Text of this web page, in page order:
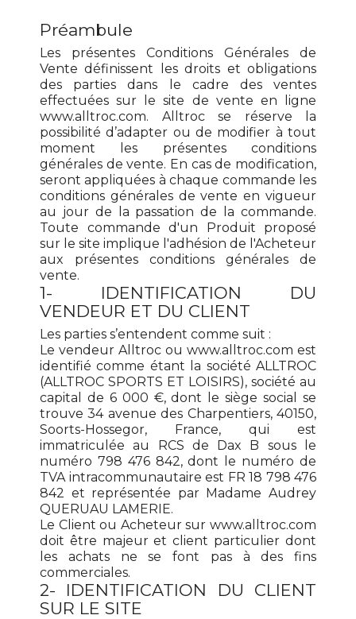
Préambule
Les présentes Conditions Générales de
Vente définissent les droits et obligations
des parties dans le cadre des ventes
effectuées sur le site de vente en ligne
www.alltroc.com. Alltroc se réserve la
possibilité d’adapter ou de modifier à tout
moment les présentes conditions
générales de vente. En cas de modification,
seront appliquées à chaque commande les
conditions générales de vente en vigueur
au jour de la passation de la commande.
Toute commande d'un Produit proposé
sur le site implique l'adhésion de l'Acheteur
aux présentes conditions générales de
vente.
1- IDENTIFICATION DU
VENDEUR ET DU CLIENT
Les parties s’entendent comme suit :
Le vendeur Alltroc ou www.alltroc.com est
identifié comme étant la société ALLTROC
(ALLTROC SPORTS ET LOISIRS), société au
capital de 6 000 €, dont le siège social se
trouve 34avenue des Charpentiers, 40150,
Soorts-Hossegor, France, qui est
immatriculée au RCS de Dax B sous le
numéro 798 476 842, dont le numéro de
TVA intracommunautaire est FR 18 798 476
842 et représentée par Madame Audrey
QUERUAU LAMERIE.
Le Client ou Acheteur sur www.alltroc.com
doit être majeur et client particulier dont
les achats ne se font pas à des fins
commerciales.
2- IDENTIFICATION DU CLIENT
SUR LE SITE